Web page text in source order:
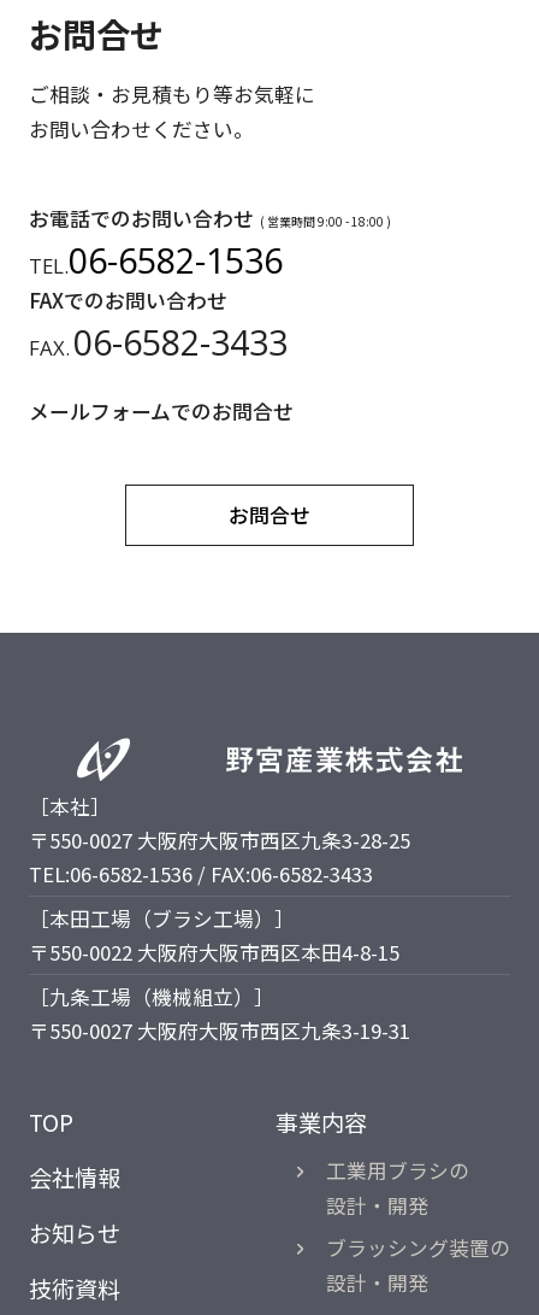
お問合せ
ご相談・お見積もり等お気軽に
お問い合わせください。
お電話でのお問い合わせ ( 営業時間 9:00 - 18:00 )
TEL.06-6582-1536
FAXでのお問い合わせ
FAX. 06-6582-3433
メールフォームでのお問合せ
お問合せ
［本社］
〒550-0027 大阪府大阪市西区九条3-28-25
TEL:06-6582-1536 / FAX:06-6582-3433
［本田工場（ブラシ工場）］
〒550-0022 大阪府大阪市西区本田4-8-15
［九条工場（機械組立）］
〒550-0027 大阪府大阪市西区九条3-19-31
TOP
会社情報
お知らせ
技術資料
事業内容
工業用ブラシの
設計・開発
ブラッシング装置の
設計・開発